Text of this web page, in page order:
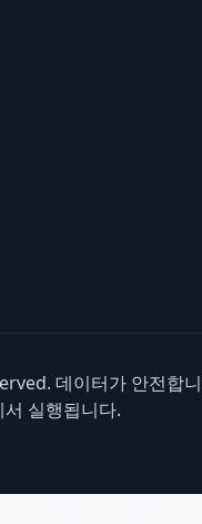
데이터가 안전합니
실행됩니다.